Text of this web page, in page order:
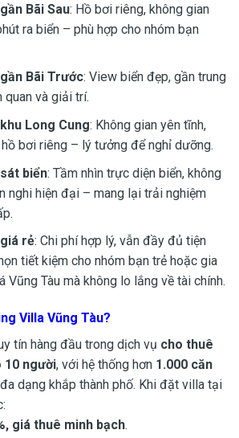
Bãi Sau: Hồ bơi riêng, không gian
ra biển – phù hợp cho nhóm bạn
Bãi Trước: View biển đẹp, gần trung
quan và giải trí.
Long Cung: Không gian yên tĩnh,
bơi riêng – lý tưởng để nghỉ dưỡng.
biển: Tầm nhìn trực diện biển, không
nghi hiện đại – mang lại trải nghiệm
rẻ: Chi phí hợp lý, vẫn đầy đủ tiện
tiết kiệm cho nhóm bạn trẻ hoặc gia
Vũng Tàu mà không lo lắng về tài chính.
Villa Vũng Tàu?
tín hàng đầu trong dịch vụ cho thuê
10 người, với hệ thống hơn 1.000 căn
đa dạng khắp thành phố. Khi đặt villa tại
giá thuê minh bạch.